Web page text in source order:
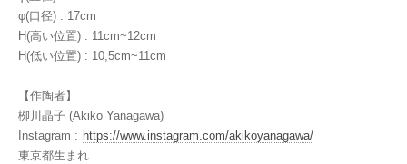
φ(口径) : 17cm
H(高い位置) : 11cm~12cm
H(低い位置) : 10,5cm~11cm
【作陶者】
栁川晶子 (Akiko Yanagawa)
Instagram : https://www.instagram.com/akikoyanagawa/
東京都生まれ